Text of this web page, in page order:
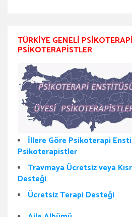
TÜRKIYE GENELI
PSIKOTERAPISTLER
İllere Göre Psikoterapi
Psikoterapistler
Travmaya Ücretsiz veya
Desteği
Ücretsiz Terapi Desteği